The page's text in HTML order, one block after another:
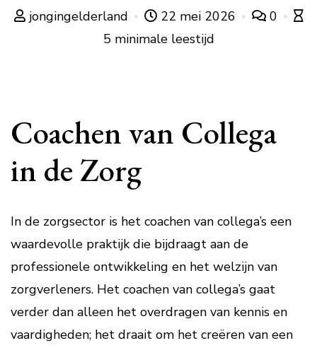
jongingelderland 22 mei 2026
0
5 minimale leestijd
Coachen van Collega
in de Zorg
In de zorgsector is het coachen van collega’s een
waardevolle praktijk die bijdraagt aan de
professionele ontwikkeling en het welzijn van
zorgverleners. Het coachen van collega’s gaat
verder dan alleen het overdragen van kennis en
vaardigheden; het draait om het creëren van een